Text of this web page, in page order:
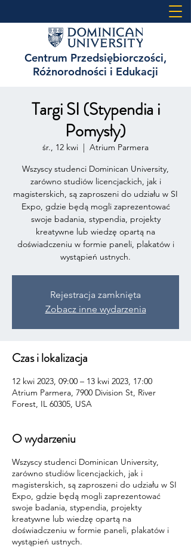
Centrum Przedsiębiorczości,
Różnorodności i Edukacji
Targi SI (Stypendia i
Pomysły)
śr., 12 kwi
  |
Atrium Parmera
Wszyscy studenci Dominican University,
zarówno studiów licencjackich, jak i
magisterskich, są zaproszeni do udziału w SI
Expo, gdzie będą mogli zaprezentować
swoje badania, stypendia, projekty
kreatywne lub wiedzę opartą na
doświadczeniu w formie paneli, plakatów i
wystąpień ustnych.
Rejestracja zamknięta
Zobacz inne wydarzenia
Czas i lokalizacja
12 kwi 2023, 09:00 – 13 kwi 2023, 17:00
Atrium Parmera, 7900 Division St, River
Forest, IL 60305, USA
O wydarzeniu
Wszyscy studenci Dominican University,
zarówno studiów licencjackich, jak i
magisterskich, są zaproszeni do udziału w SI
Expo, gdzie będą mogli zaprezentować
swoje badania, stypendia, projekty
kreatywne lub wiedzę opartą na
doświadczeniu w formie paneli, plakatów i
wystąpień ustnych.